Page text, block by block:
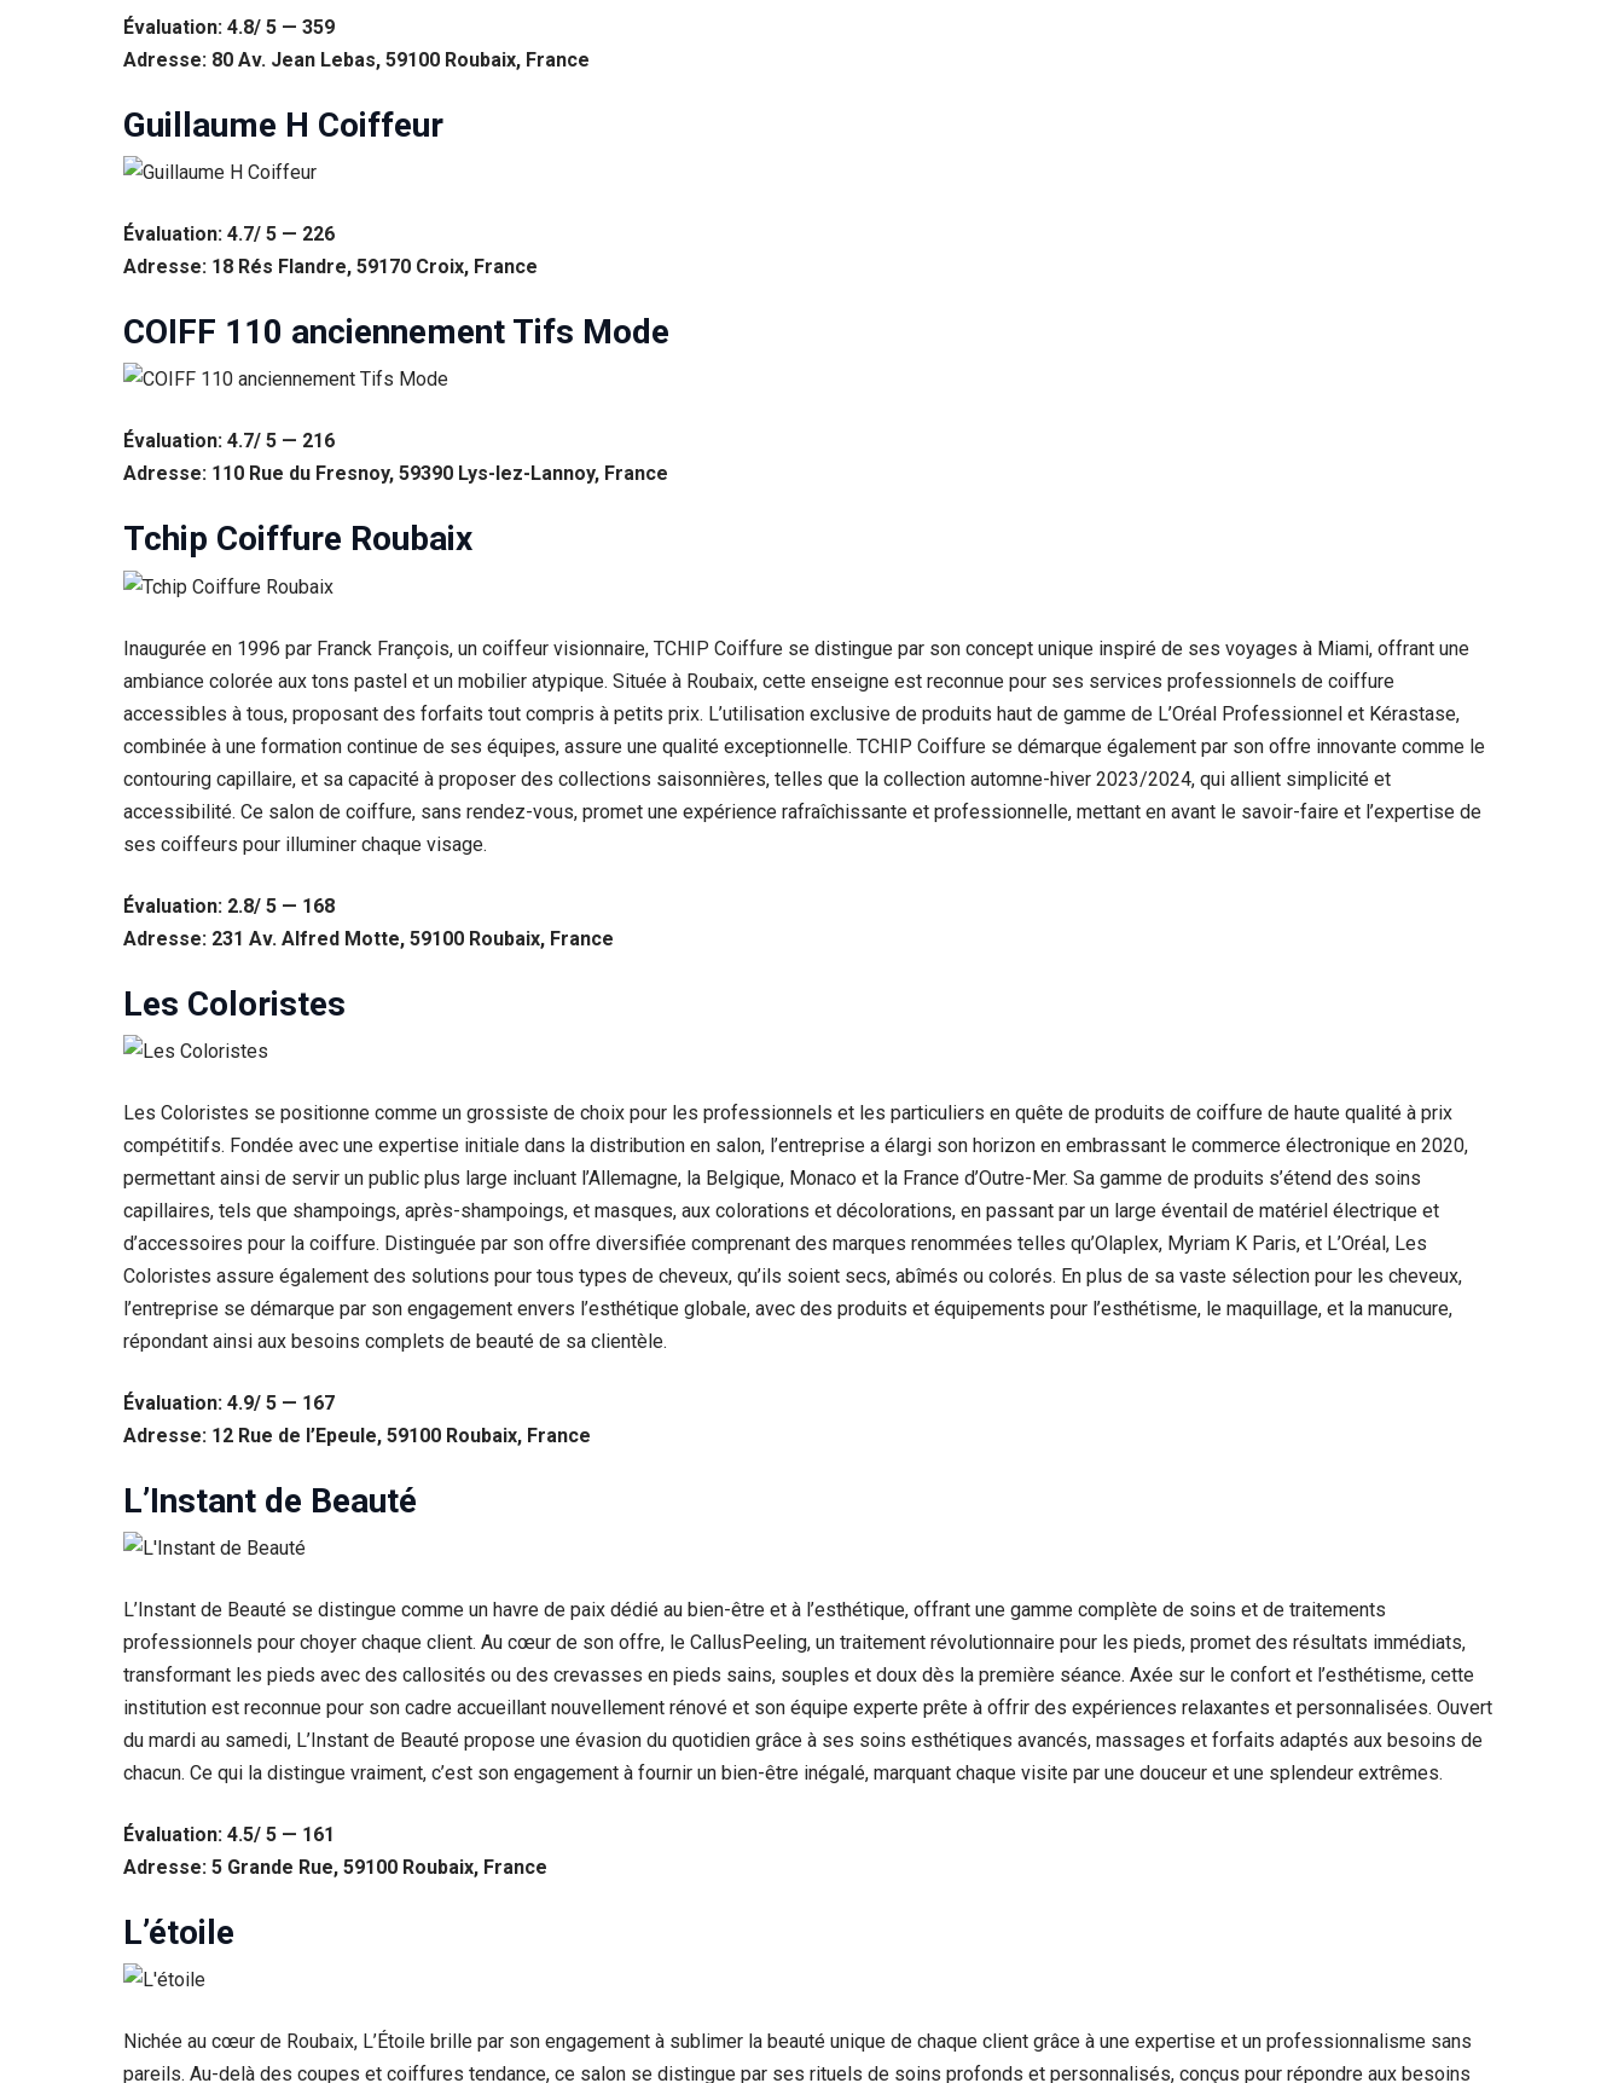
Évaluation: 4.8/ 5 — 359
Adresse: 80 Av. Jean Lebas, 59100 Roubaix, France
Guillaume H Coiffeur
Évaluation: 4.7/ 5 — 226
Adresse: 18 Rés Flandre, 59170 Croix, France
COIFF 110 anciennement Tifs Mode
Évaluation: 4.7/ 5 — 216
Adresse: 110 Rue du Fresnoy, 59390 Lys-lez-Lannoy, France
Tchip Coiffure Roubaix
Inaugurée en 1996 par Franck François, un coiffeur visionnaire, TCHIP Coiffure se distingue par son concept unique inspiré de ses voyages à Miami, offrant une
ambiance colorée aux tons pastel et un mobilier atypique. Située à Roubaix, cette enseigne est reconnue pour ses services professionnels de coiffure
accessibles à tous, proposant des forfaits tout compris à petits prix. L’utilisation exclusive de produits haut de gamme de L’Oréal Professionnel et Kérastase,
combinée à une formation continue de ses équipes, assure une qualité exceptionnelle. TCHIP Coiffure se démarque également par son offre innovante comme le
contouring capillaire, et sa capacité à proposer des collections saisonnières, telles que la collection automne-hiver 2023/2024, qui allient simplicité et
accessibilité. Ce salon de coiffure, sans rendez-vous, promet une expérience rafraîchissante et professionnelle, mettant en avant le savoir-faire et l’expertise de
ses coiffeurs pour illuminer chaque visage.
Évaluation: 2.8/ 5 — 168
Adresse: 231 Av. Alfred Motte, 59100 Roubaix, France
Les Coloristes
Les Coloristes se positionne comme un grossiste de choix pour les professionnels et les particuliers en quête de produits de coiffure de haute qualité à prix
compétitifs. Fondée avec une expertise initiale dans la distribution en salon, l’entreprise a élargi son horizon en embrassant le commerce électronique en 2020,
permettant ainsi de servir un public plus large incluant l’Allemagne, la Belgique, Monaco et la France d’Outre-Mer. Sa gamme de produits s’étend des soins
capillaires, tels que shampoings, après-shampoings, et masques, aux colorations et décolorations, en passant par un large éventail de matériel électrique et
d’accessoires pour la coiffure. Distinguée par son offre diversifiée comprenant des marques renommées telles qu’Olaplex, Myriam K Paris, et L’Oréal, Les
Coloristes assure également des solutions pour tous types de cheveux, qu’ils soient secs, abîmés ou colorés. En plus de sa vaste sélection pour les cheveux,
l’entreprise se démarque par son engagement envers l’esthétique globale, avec des produits et équipements pour l’esthétisme, le maquillage, et la manucure,
répondant ainsi aux besoins complets de beauté de sa clientèle.
Évaluation: 4.9/ 5 — 167
Adresse: 12 Rue de l’Epeule, 59100 Roubaix, France
L’Instant de Beauté
L’Instant de Beauté se distingue comme un havre de paix dédié au bien-être et à l’esthétique, offrant une gamme complète de soins et de traitements
professionnels pour choyer chaque client. Au cœur de son offre, le CallusPeeling, un traitement révolutionnaire pour les pieds, promet des résultats immédiats,
transformant les pieds avec des callosités ou des crevasses en pieds sains, souples et doux dès la première séance. Axée sur le confort et l’esthétisme, cette
institution est reconnue pour son cadre accueillant nouvellement rénové et son équipe experte prête à offrir des expériences relaxantes et personnalisées. Ouvert
du mardi au samedi, L’Instant de Beauté propose une évasion du quotidien grâce à ses soins esthétiques avancés, massages et forfaits adaptés aux besoins de
chacun. Ce qui la distingue vraiment, c’est son engagement à fournir un bien-être inégalé, marquant chaque visite par une douceur et une splendeur extrêmes.
Évaluation: 4.5/ 5 — 161
Adresse: 5 Grande Rue, 59100 Roubaix, France
L’étoile
Nichée au cœur de Roubaix, L’Étoile brille par son engagement à sublimer la beauté unique de chaque client grâce à une expertise et un professionnalisme sans
pareils. Au-delà des coupes et coiffures tendance, ce salon se distingue par ses rituels de soins profonds et personnalisés, conçus pour répondre aux besoins
Nécessaire
facultatifs. Ils
améliorer la
fonctionnalité
et la structure
du site Web,
en fonction
Experience
Afin que notre
aussi bien que
possible lors
de votre visite.